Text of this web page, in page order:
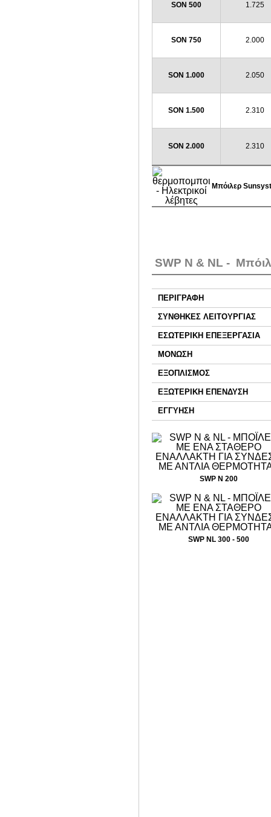
SΟN 500 1.725
SΟN 750 2.000
SΟN 1.000 2.050
SΟN 1.500 2.310
SON 2.000 2.310
Μπόιλερ
SWP N & NL -
ΠΕΡΙΓΡΑΦΗ
ΣΥΝΘΗΚΕΣ ΛΕΙΤΟΥΡΓΙΑΣ
ΕΣΩΤΕΡΙΚΗ ΕΠΕΞΕΡΓΑΣΙΑ
ΜΟΝΩΣΗ
ΕΞΟΠΛΙΣΜΟΣ
ΕΞΩΤΕΡΙΚΗ ΕΠΕΝΔΥΣΗ
ΕΓΓΥΗΣΗ
SWP N 200
SWP NL 300 - 500